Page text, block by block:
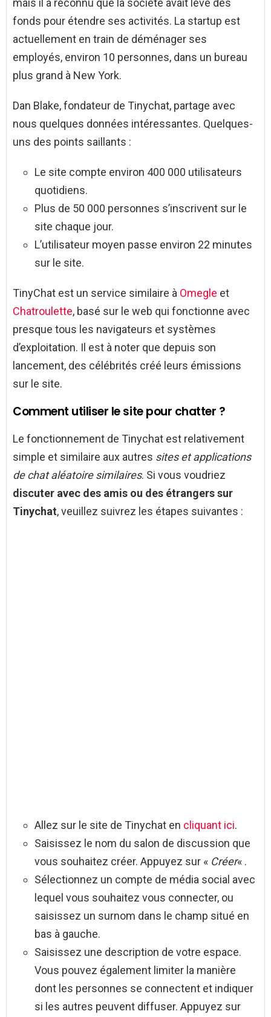
fonds pour étendre ses activités. La startup est
actuellement en train de déménager ses
employés, environ 10 personnes, dans un bureau
plus grand à New York.
Dan Blake, fondateur de Tinychat, partage avec
nous quelques données intéressantes. Quelques-
uns des points saillants :
Le site compte environ 400 000 utilisateurs
quotidiens.
Plus de 50 000 personnes s’inscrivent sur le
site chaque jour.
L’utilisateur moyen passe environ 22 minutes
sur le site.
TinyChat est un service similaire à Omegle et
Chatroulette, basé sur le web qui fonctionne avec
presque tous les navigateurs et systèmes
d’exploitation. Il est à noter que depuis son
lancement, des célébrités créé leurs émissions
sur le site.
Comment utiliser le site pour chatter ?
Le fonctionnement de Tinychat est relativement
simple et similaire aux autres sites et applications
de chat aléatoire similaires. Si vous voudriez
discuter avec des amis ou des étrangers sur
Tinychat, veuillez suivrez les étapes suivantes :
Allez sur le site de Tinychat en cliquant ici.
Saisissez le nom du salon de discussion que
vous souhaitez créer. Appuyez sur « Créer« .
Sélectionnez un compte de média social avec
lequel vous souhaitez vous connecter, ou
saisissez un surnom dans le champ situé en
bas à gauche.
Saisissez une description de votre espace.
Vous pouvez également limiter la manière
dont les personnes se connectent et indiquer
si les autres peuvent diffuser. Appuyez sur